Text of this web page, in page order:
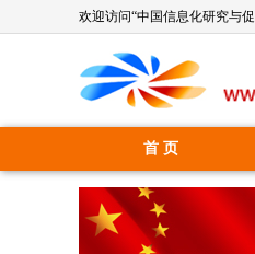
欢迎访问“中国信息化研究与促
首 页